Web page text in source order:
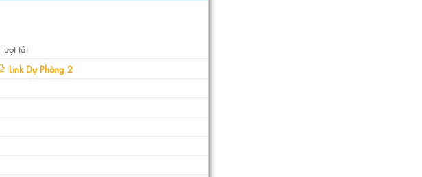
lượt tải
Link Dự Phòng 2